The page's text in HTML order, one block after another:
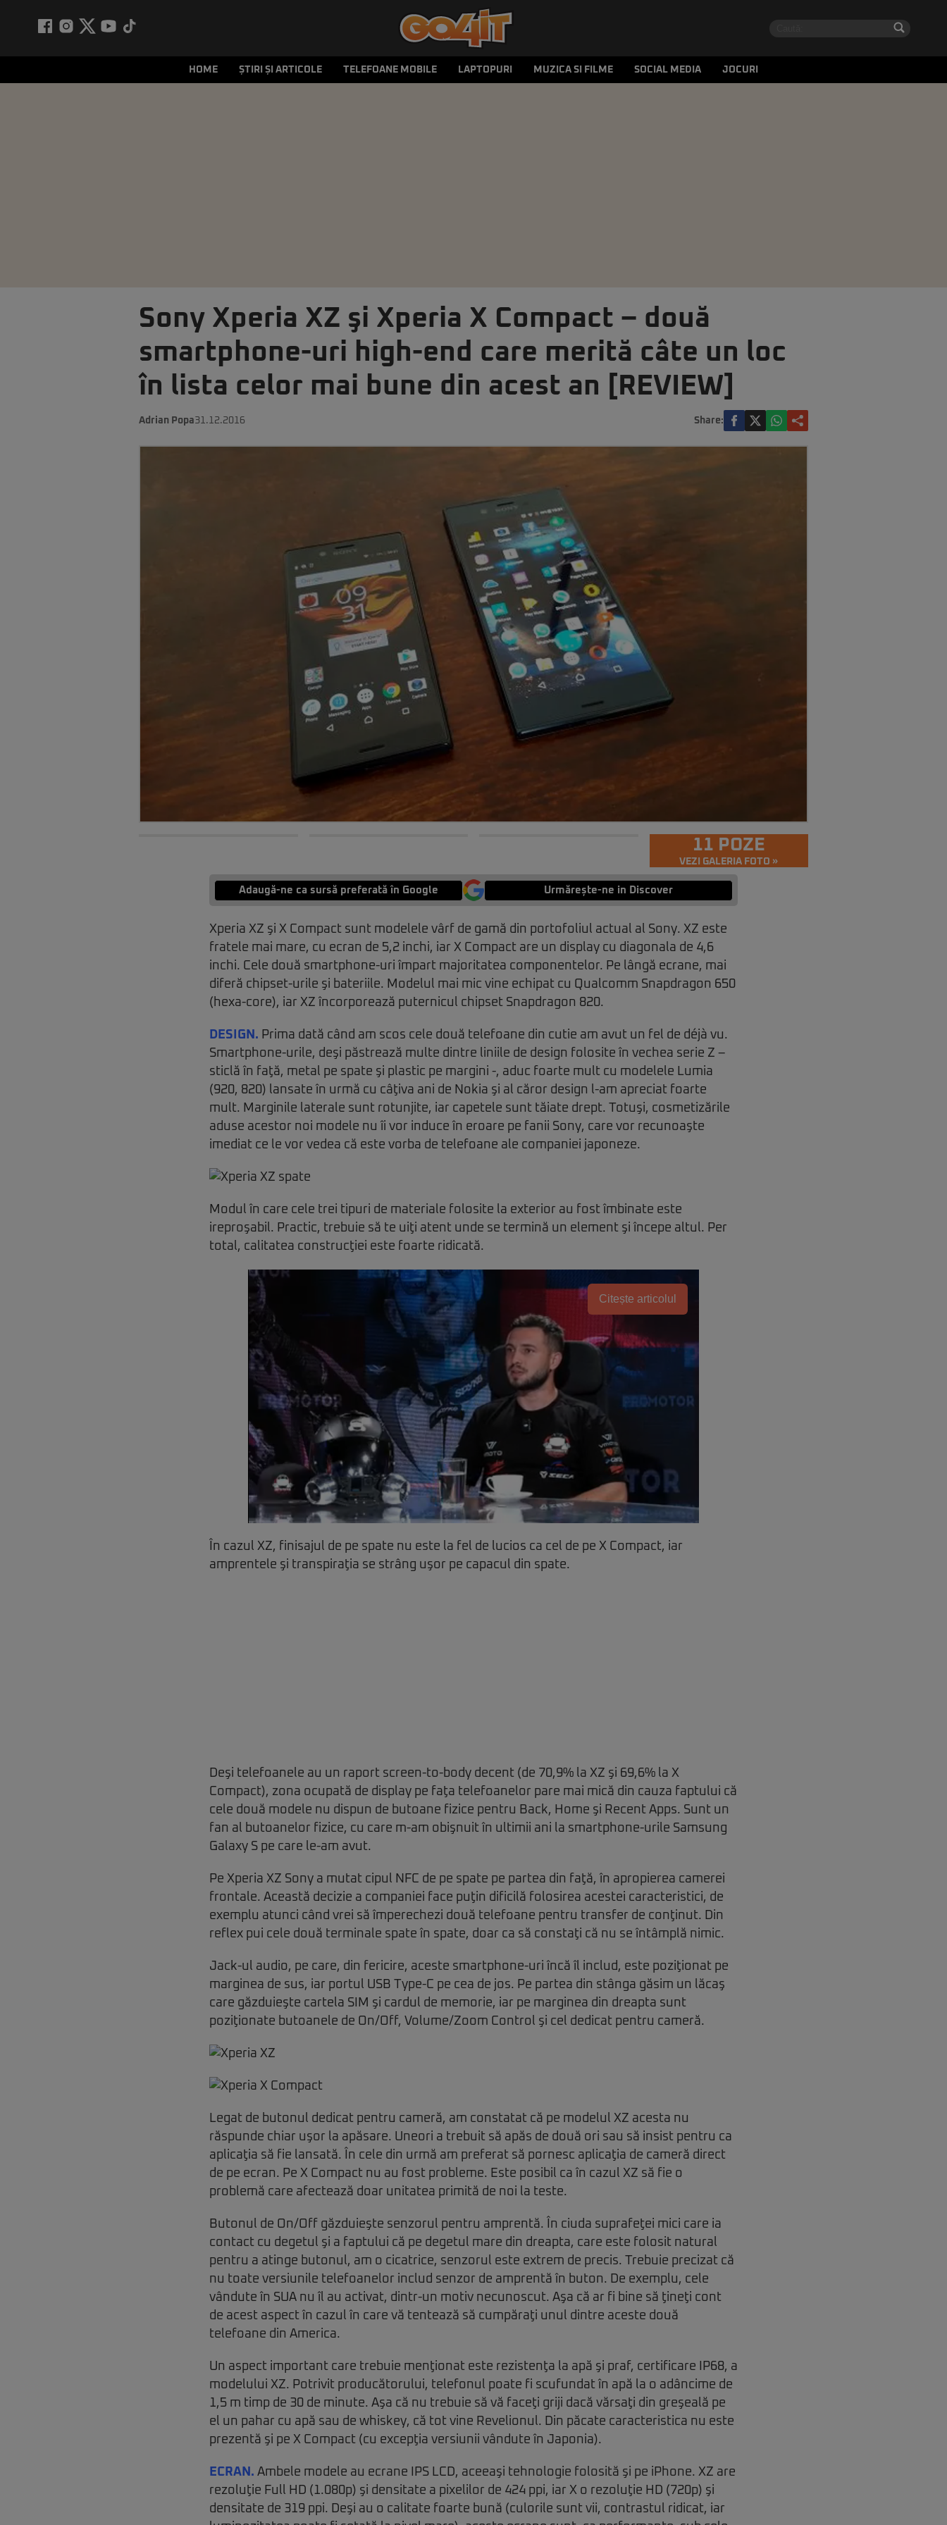
HOME ȘTIRI ȘI ARTICOLE TELEFOANE MOBILE LAPTOPURI MUZICA SI FILME SOCIAL MEDIA JOCURI
Sony Xperia XZ şi Xperia X Compact – două
smartphone-uri high-end care merită câte un loc
în lista celor mai bune din acest an [REVIEW]
Adrian Popa31.12.2016 Share:
11 POZE
VEZI GALERIA FOTO »
Adaugă-ne ca sursă preferată în Google Urmărește-ne in Discover
Xperia XZ şi X Compact sunt modelele vârf de gamă din portofoliul actual al Sony. XZ este
fratele mai mare, cu ecran de 5,2 inchi, iar X Compact are un display cu diagonala de 4,6
inchi. Cele două smartphone-uri împart majoritatea componentelor. Pe lângă ecrane, mai
diferă chipset-urile şi bateriile. Modelul mai mic vine echipat cu Qualcomm Snapdragon 650
(hexa-core), iar XZ încorporează puternicul chipset Snapdragon 820.
DESIGN. Prima dată când am scos cele două telefoane din cutie am avut un fel de déjà vu.
Smartphone-urile, deşi păstrează multe dintre liniile de design folosite în vechea serie Z –
sticlă în faţă, metal pe spate şi plastic pe margini -, aduc foarte mult cu modelele Lumia
(920, 820) lansate în urmă cu câţiva ani de Nokia şi al căror design l-am apreciat foarte
mult. Marginile laterale sunt rotunjite, iar capetele sunt tăiate drept. Totuşi, cosmetizările
aduse acestor noi modele nu îi vor induce în eroare pe fanii Sony, care vor recunoaşte
imediat ce le vor vedea că este vorba de telefoane ale companiei japoneze.
Modul în care cele trei tipuri de materiale folosite la exterior au fost îmbinate este
ireproşabil. Practic, trebuie să te uiţi atent unde se termină un element şi începe altul. Per
total, calitatea construcţiei este foarte ridicată.
Citește articolul
În cazul XZ, finisajul de pe spate nu este la fel de lucios ca cel de pe X Compact, iar
amprentele şi transpiraţia se strâng uşor pe capacul din spate.
Deşi telefoanele au un raport screen-to-body decent (de 70,9% la XZ şi 69,6% la X
Compact), zona ocupată de display pe faţa telefoanelor pare mai mică din cauza faptului că
cele două modele nu dispun de butoane fizice pentru Back, Home şi Recent Apps. Sunt un
fan al butoanelor fizice, cu care m-am obişnuit în ultimii ani la smartphone-urile Samsung
Galaxy S pe care le-am avut.
Pe Xperia XZ Sony a mutat cipul NFC de pe spate pe partea din faţă, în apropierea camerei
frontale. Această decizie a companiei face puţin dificilă folosirea acestei caracteristici, de
exemplu atunci când vrei să împerechezi două telefoane pentru transfer de conţinut. Din
reflex pui cele două terminale spate în spate, doar ca să constaţi că nu se întâmplă nimic.
Jack-ul audio, pe care, din fericire, aceste smartphone-uri încă îl includ, este poziţionat pe
marginea de sus, iar portul USB Type-C pe cea de jos. Pe partea din stânga găsim un lăcaş
care găzduieşte cartela SIM şi cardul de memorie, iar pe marginea din dreapta sunt
poziţionate butoanele de On/Off, Volume/Zoom Control şi cel dedicat pentru cameră.
Legat de butonul dedicat pentru cameră, am constatat că pe modelul XZ acesta nu
răspunde chiar uşor la apăsare. Uneori a trebuit să apăs de două ori sau să insist pentru ca
aplicaţia să fie lansată. În cele din urmă am preferat să pornesc aplicaţia de cameră direct
de pe ecran. Pe X Compact nu au fost probleme. Este posibil ca în cazul XZ să fie o
problemă care afectează doar unitatea primită de noi la teste.
Butonul de On/Off găzduieşte senzorul pentru amprentă. În ciuda suprafeţei mici care ia
contact cu degetul şi a faptului că pe degetul mare din dreapta, care este folosit natural
pentru a atinge butonul, am o cicatrice, senzorul este extrem de precis. Trebuie precizat că
nu toate versiunile telefoanelor includ senzor de amprentă în buton. De exemplu, cele
vândute în SUA nu îl au activat, dintr-un motiv necunoscut. Aşa că ar fi bine să ţineţi cont
de acest aspect în cazul în care vă tentează să cumpăraţi unul dintre aceste două
telefoane din America.
Un aspect important care trebuie menţionat este rezistenţa la apă şi praf, certificare IP68, a
modelului XZ. Potrivit producătorului, telefonul poate fi scufundat în apă la o adâncime de
1,5 m timp de 30 de minute. Aşa că nu trebuie să vă faceţi griji dacă vărsaţi din greşeală pe
el un pahar cu apă sau de whiskey, că tot vine Revelionul. Din păcate caracteristica nu este
prezentă şi pe X Compact (cu excepţia versiunii vândute în Japonia).
ECRAN. Ambele modele au ecrane IPS LCD, aceeaşi tehnologie folosită şi pe iPhone. XZ are
rezoluţie Full HD (1.080p) şi densitate a pixelilor de 424 ppi, iar X o rezoluţie HD (720p) şi
densitate de 319 ppi. Deşi au o calitate foarte bună (culorile sunt vii, contrastul ridicat, iar